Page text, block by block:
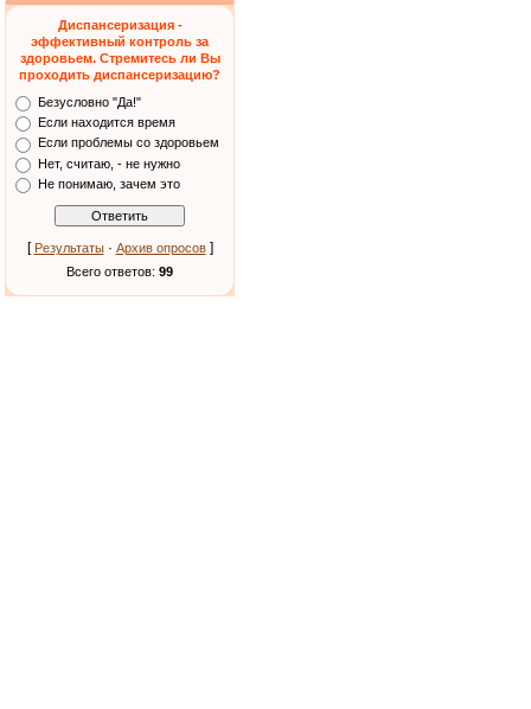
Диспансеризация -
эффективный контроль за
здоровьем. Стремитесь ли Вы
проходить диспансеризацию?
Безусловно "Да!"
Если находится время
Если проблемы со здоровьем
Нет, считаю, - не нужно
Не понимаю, зачем это
[ Результаты· Архив опросов]
Всего ответов: 99